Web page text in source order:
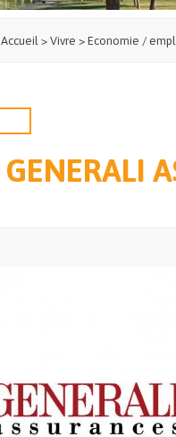
Accueil > Vivre > Economie /
GENERALI